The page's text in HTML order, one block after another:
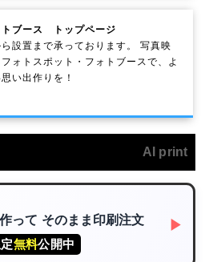
ブース トップページ
設置まで承っております。 写真映
フォトスポット・フォトブースで、よ
い出作りを！
AI print
って そのまま印刷注文
無料公開中
▶